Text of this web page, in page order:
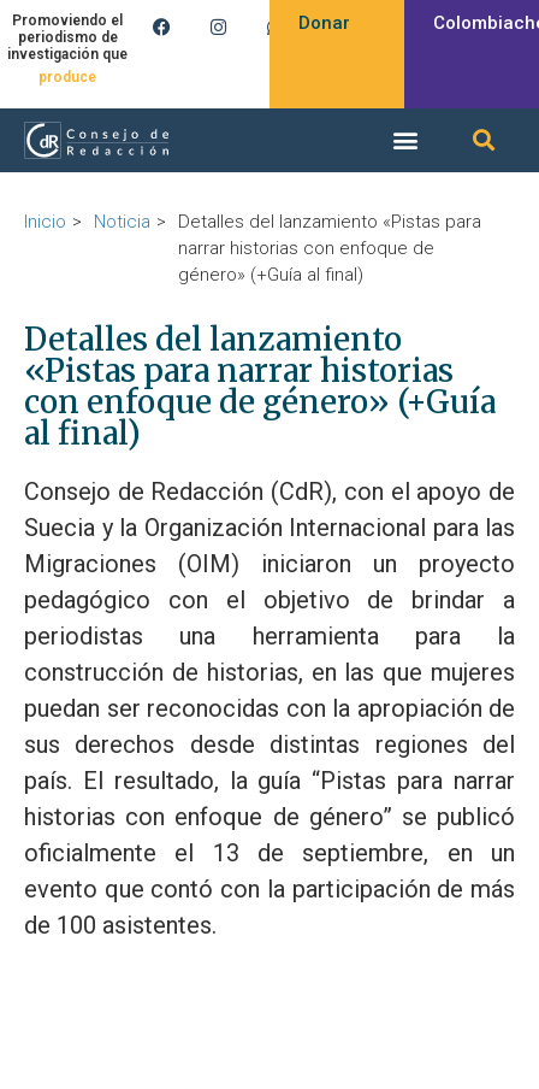
Promoviendo el
periodismo de
investigación que
produce
Donar
Inicio Noticia
Detalles del lanzamiento «Pistas para
narrar historias con enfoque de
género» (+Guía al final)
Detalles del lanzamiento
«Pistas para narrar historias
con enfoque de género» (+Guía
al final)
Consejo de Redacción (CdR), con el apoyo de
Suecia y la Organización Internacional para las
Migraciones (OIM) iniciaron un proyecto
pedagógico con el objetivo de brindar a
periodistas una herramienta para la
construcción de historias, en las que mujeres
puedan ser reconocidas con la apropiación de
sus derechos desde distintas regiones del
país. El resultado, la guía “Pistas para narrar
historias con enfoque de género” se publicó
oficialmente el 13 de septiembre, en un
evento que contó con la participación de más
de 100 asistentes.